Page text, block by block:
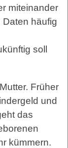
miteinander
häufig
soll
Früher
und
das
kümmern.